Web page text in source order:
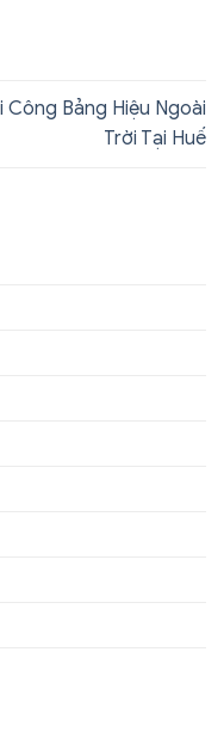
Công Bảng Hiệu Ngoài
Trời Tại Huế